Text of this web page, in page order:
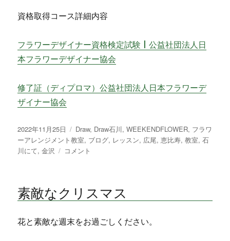
資格取得コース詳細内容
フラワーデザイナー資格検定試験 | 公益社団法人日
本フラワーデザイナー協会
修了証（ディプロマ）公益社団法人日本フラワーデ
ザイナー協会
投
稿
日:
2022年11月25日
カ
テ
ゴ
Draw, Draw石川,WEEKENDFLOWER, フラワ
ーアレンジメント教室, ブログ, レッスン, 広尾,恵比寿,教室,石
川にて,金沢
素
リ
ス
コメント
素敵なクリスマス
花と素敵な週末をお過ごしください。